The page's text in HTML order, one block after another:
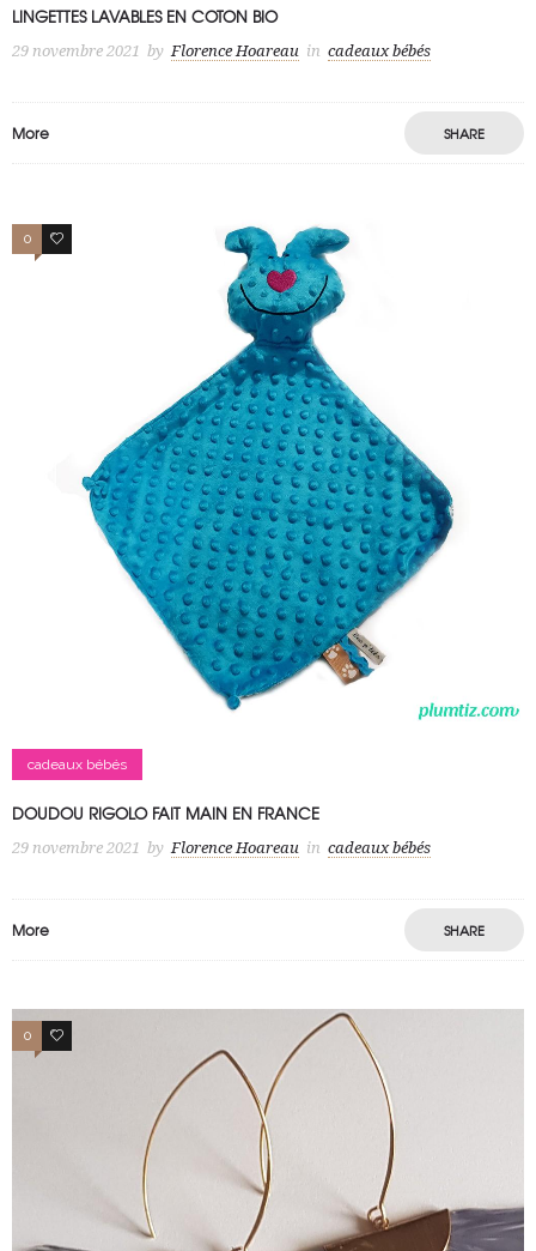
LINGETTES LAVABLES EN COTON BIO
29 novembre 2021 by Florence Hoareau in cadeaux bébés
More SHARE
0 1
cadeaux bébés
DOUDOU RIGOLO FAIT MAIN EN FRANCE
29 novembre 2021 by Florence Hoareau in cadeaux bébés
More SHARE
0 1